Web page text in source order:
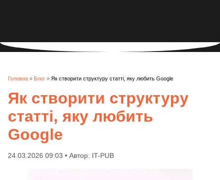
Головна » Блог » Як створити структуру статті, яку любить Google
Як створити структуру
статті, яку любить
Google
24.03.2026 09:03 • Автор: IT-PUB